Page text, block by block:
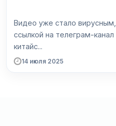
Видео уже стало
ссылкой на телеграм-канал
китайс...
14 июля 2025